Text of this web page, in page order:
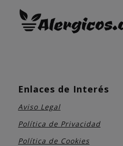
Enlaces de Interés
Aviso Legal
Política de Privacidad
Política de Cookies